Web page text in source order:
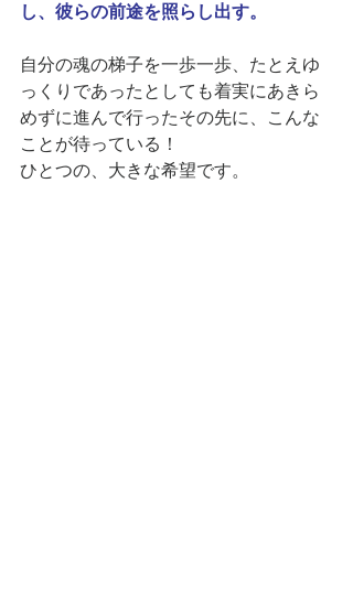
し、彼らの前途を照らし出す。
自分の魂の梯子を一歩一歩、たとえゆ
っくりであったとしても着実にあきら
めずに進んで行ったその先に、こんな
ことが待っている！
ひとつの、大きな希望です。